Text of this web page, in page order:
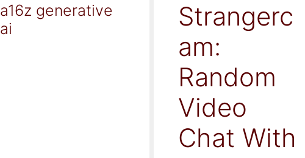
a16z generative
ai
Strangerc
am:
Random
Video
Chat With